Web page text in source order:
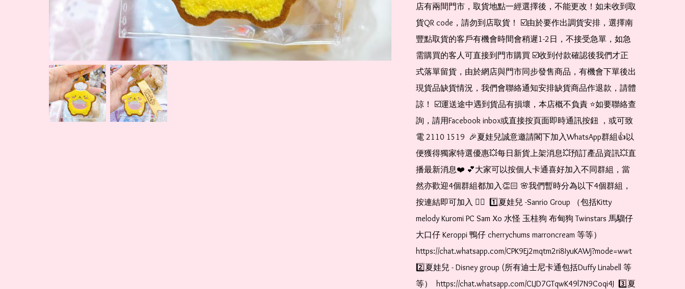
店有兩間門市，取貨地點一經選擇後，不能更改！如未收到取
貨QR code，請勿到店取貨！ ☑️由於要作出調貨安排，選擇南
豐點取貨的客戶有機會時間會稍遲1-2日，不接受急單，如急
需購買的客人可直接到門市購買 ☑️收到付款確認後我們才正
式落單留貨，由於網店與門市同步發售商品，有機會下單後出
現貨品缺貨情況，我們會聯絡通知安排缺貨商品作退款，請體
諒！ ☑️運送途中遇到貨品有損壞，本店概不負責 ⭐️如要聯絡查
詢，請用Facebook inbox或直接按頁面即時通訊按鈕 ，或可致
電 2110 1519  🎉夏娃兒誠意邀請閣下加入WhatsApp群組👍以
便獲得獨家特選優惠💥每日新貨上架消息💥預訂產品資訊💥直
播最新消息❤️ 💕大家可以按個人卡通喜好加入不同群組，當
然亦歡迎4個群組都加入👏🏻 🌸我們暫時分為以下4個群組，
按連結即可加入 👇🏻  1️⃣夏娃兒 -Sanrio Group （包括Kitty
melody Kuromi PC Sam Xo 水怪 玉桂狗 布甸狗 Twinstars 馬騮仔
大口仔 Keroppi 鴨仔 cherrychums marroncream 等等）
https://chat.whatsapp.com/CPK9Ej2mqtm2ri8IyuKAWj?mode=wwt
2️⃣夏娃兒 - Disney group (所有迪士尼卡通包括Duffy Linabell 等
等）  https://chat.whatsapp.com/CLJD7GTqwK49l7N9Coqi4J  3️⃣夏